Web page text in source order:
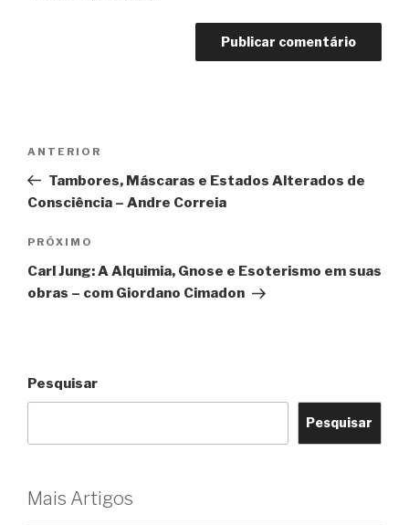
Post
Post
anterior
ANTERIOR
Tambores, Máscaras e Estados Alterados de
Consciência – Andre Correia
Próximo
post
PRÓXIMO
Carl Jung: A Alquimia, Gnose e Esoterismo em suas
obras – com Giordano Cimadon
Pesquisar
Pesquisar
Mais Artigos